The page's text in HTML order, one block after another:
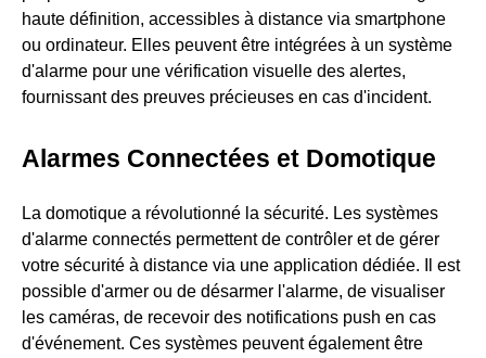
haute définition, accessibles à distance via smartphone
ou ordinateur. Elles peuvent être intégrées à un système
d'alarme pour une vérification visuelle des alertes,
fournissant des preuves précieuses en cas d'incident.
Alarmes Connectées et Domotique
La domotique a révolutionné la sécurité. Les systèmes
d'alarme connectés permettent de contrôler et de gérer
votre sécurité à distance via une application dédiée. Il est
possible d'armer ou de désarmer l'alarme, de visualiser
les caméras, de recevoir des notifications push en cas
d'événement. Ces systèmes peuvent également être